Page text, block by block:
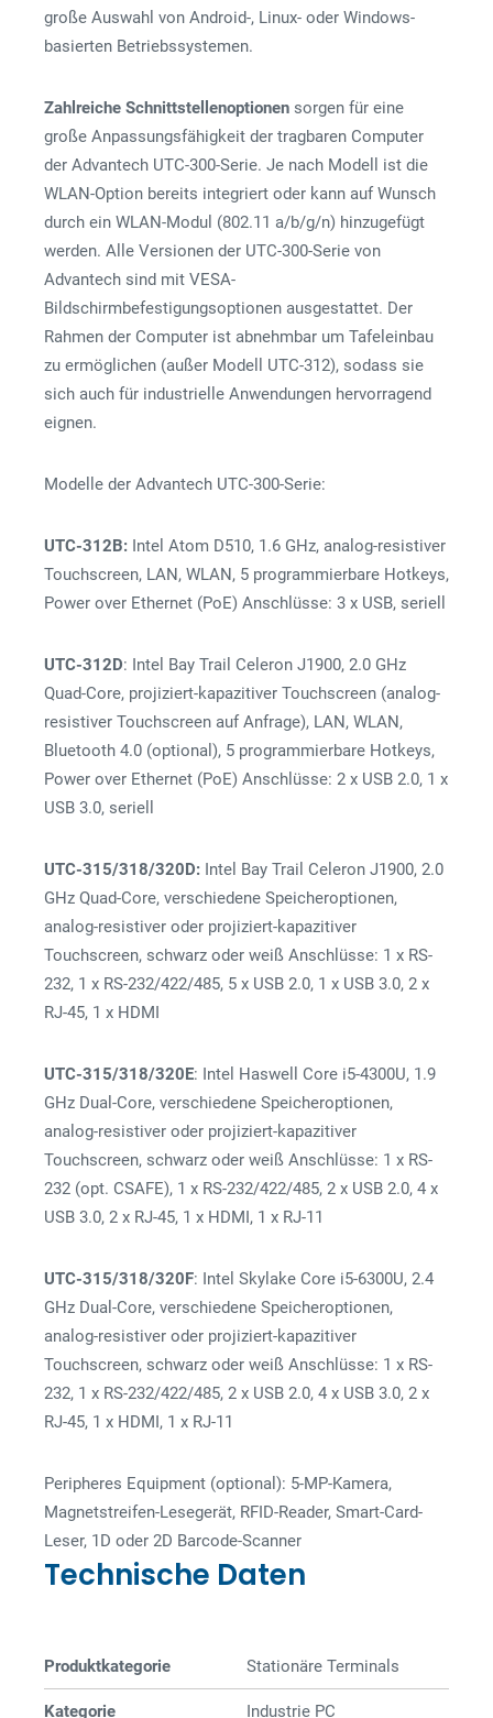
große Auswahl von Android-, Linux- oder Windows-
basierten Betriebssystemen.
Zahlreiche Schnittstellenoptionen sorgen für eine
große Anpassungsfähigkeit der tragbaren Computer
der Advantech UTC-300-Serie. Je nach Modell ist die
WLAN-Option bereits integriert oder kann auf Wunsch
durch ein WLAN-Modul (802.11 a/b/g/n) hinzugefügt
werden. Alle Versionen der UTC-300-Serie von
Advantech sind mit VESA-
Bildschirmbefestigungsoptionen ausgestattet. Der
Rahmen der Computer ist abnehmbar um Tafeleinbau
zu ermöglichen (außer Modell UTC-312), sodass sie
sich auch für industrielle Anwendungen hervorragend
eignen.
Modelle der Advantech UTC-300-Serie:
UTC-312B: Intel Atom D510, 1.6 GHz, analog-resistiver
Touchscreen, LAN, WLAN, 5 programmierbare Hotkeys,
Power over Ethernet (PoE) Anschlüsse: 3 x USB, seriell
UTC-312D: Intel Bay Trail Celeron J1900, 2.0 GHz
Quad-Core, projiziert-kapazitiver Touchscreen (analog-
resistiver Touchscreen auf Anfrage), LAN, WLAN,
Bluetooth 4.0 (optional), 5 programmierbare Hotkeys,
Power over Ethernet (PoE) Anschlüsse: 2 x USB 2.0, 1 x
USB 3.0, seriell
UTC-315/318/320D: Intel Bay Trail Celeron J1900, 2.0
GHz Quad-Core, verschiedene Speicheroptionen,
analog-resistiver oder projiziert-kapazitiver
Touchscreen, schwarz oder weiß Anschlüsse: 1 x RS-
232, 1 x RS-232/422/485, 5 x USB 2.0, 1 x USB 3.0, 2 x
RJ-45, 1 x HDMI
UTC-315/318/320E: Intel Haswell Core i5-4300U, 1.9
GHz Dual-Core, verschiedene Speicheroptionen,
analog-resistiver oder projiziert-kapazitiver
Touchscreen, schwarz oder weiß Anschlüsse: 1 x RS-
232 (opt. CSAFE), 1 x RS-232/422/485, 2 x USB 2.0, 4 x
USB 3.0, 2 x RJ-45, 1 x HDMI, 1 x RJ-11
UTC-315/318/320F: Intel Skylake Core i5-6300U, 2.4
GHz Dual-Core, verschiedene Speicheroptionen,
analog-resistiver oder projiziert-kapazitiver
Touchscreen, schwarz oder weiß Anschlüsse: 1 x RS-
232, 1 x RS-232/422/485, 2 x USB 2.0, 4 x USB 3.0, 2 x
RJ-45, 1 x HDMI, 1 x RJ-11
Peripheres Equipment (optional): 5-MP-Kamera,
Magnetstreifen-Lesegerät, RFID-Reader, Smart-Card-
Leser, 1D oder 2D Barcode-Scanner
Technische Daten
Produktkategorie Stationäre Terminals
Kategorie Industrie PC